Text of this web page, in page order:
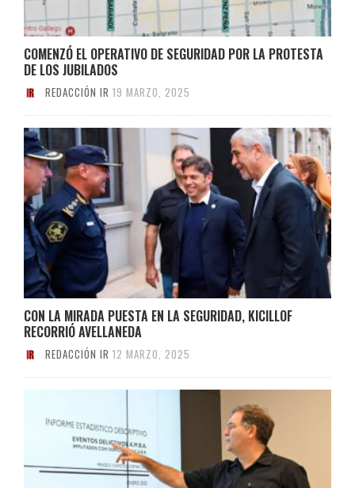
COMENZÓ EL OPERATIVO DE SEGURIDAD POR LA PROTESTA
DE LOS JUBILADOS
REDACCIÓN IR 19 MARZO, 2025
CON LA MIRADA PUESTA EN LA SEGURIDAD, KICILLOF
RECORRIÓ AVELLANEDA
REDACCIÓN IR 12 MARZO, 2025